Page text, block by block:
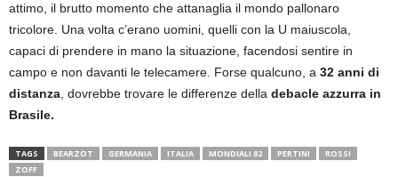
attimo, il brutto momento che attanaglia il mondo pallonaro
tricolore. Una volta c’erano uomini, quelli con la U maiuscola,
capaci di prendere in mano la situazione, facendosi sentire in
campo e non davanti le telecamere. Forse qualcuno, a 32 anni di
distanza, dovrebbe trovare le differenze della debacle azzurra in
Brasile.
TAGS BEARZOT GERMANIA ITALIA MONDIALI 82 PERTINI
ROSSI
ZOFF